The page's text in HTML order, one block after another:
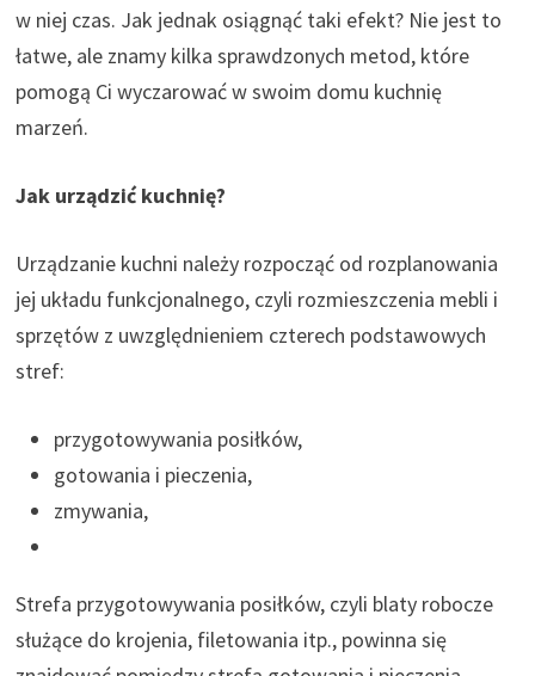
w niej czas. Jak jednak osiągnąć taki efekt? Nie jest to
łatwe, ale znamy kilka sprawdzonych metod, które
pomogą Ci wyczarować w swoim domu kuchnię
marzeń.
Jak urządzić kuchnię?
Urządzanie kuchni należy rozpocząć od rozplanowania
jej układu funkcjonalnego, czyli rozmieszczenia mebli i
sprzętów z uwzględnieniem czterech podstawowych
stref:
przygotowywania posiłków,
gotowania i pieczenia,
zmywania,
Strefa przygotowywania posiłków, czyli blaty robocze
służące do krojenia, filetowania itp., powinna się